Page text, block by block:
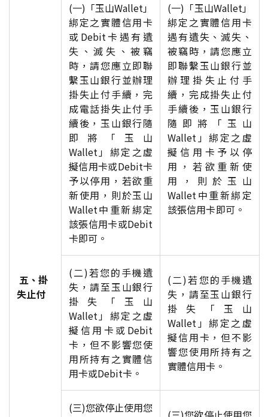
五、掛
失止付
(一)「玉山Wallet」
綁定之實體信用卡
或Debit卡遇有遺
失、滅失、被竊
時，請您應立即聯
繫玉山銀行並辦理
掛失止付手續，完
成電話掛失止付手
續後，玉山銀行隨
即將「玉山
Wallet」綁定之虛
擬信用卡或Debit卡
予以停用，若欲重
新使用，則於玉山
Wallet中重新綁定
該張信用卡或Debit
卡即可。
(一)「玉山Wallet」
綁定之實體信用卡
遇有遺失、滅失、
被竊時，請您應立
即聯繫玉山銀行並
辦理掛失止付手
續，完成掛失止付
手續後，玉山銀行
隨即將「玉山
Wallet」綁定之虛
擬信用卡予以停
用，若欲重新使
用，則於玉山
Wallet中重新綁定
該張信用卡即可。
(二)若您的手機遺
失，請至玉山銀行
掛失「玉山
Wallet」綁定之虛
擬信用卡或Debit
卡，但不影響您使
用所持有之實體信
用卡或Debit卡。
(二)若您的手機遺
失，請至玉山銀行
掛失「玉山
Wallet」綁定之虛
擬信用卡，但不影
響您使用所持有之
實體信用卡。
(三)您欲停止使用您